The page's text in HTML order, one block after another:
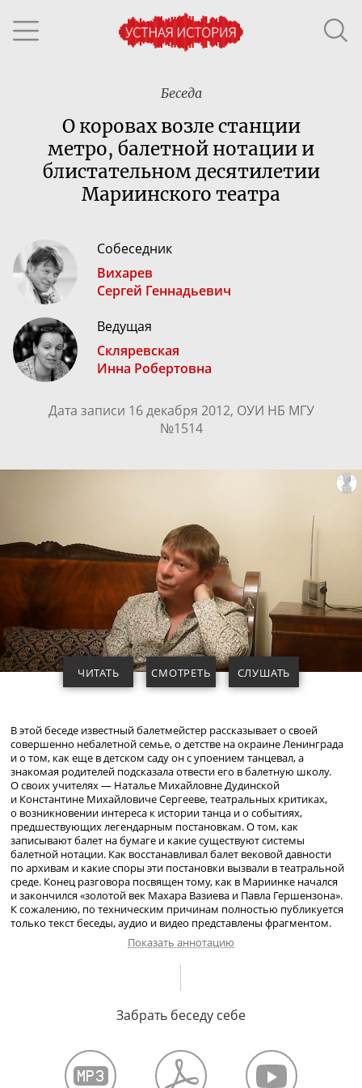
Беседа
О коровах возле станции
метро, балетной нотации и
блистательном десятилетии
Мариинского театра
Собеседник
Вихарев
Сергей Геннадьевич
Ведущая
Скляревская
Инна Робертовна
Дата записи 16 декабря 2012, ОУИ НБ МГУ
№1514
ЧИТАТЬ СМОТРЕТЬ СЛУШАТЬ
В этой беседе известный балетмейстер рассказывает о своей
совершенно небалетной семье, о детстве на окраине Ленинграда
и о том, как еще в детском саду он с упоением танцевал, а
знакомая родителей подсказала отвести его в балетную школу.
О своих учителях — Наталье Михайловне Дудинской
и Константине Михайловиче Сергееве, театральных критиках,
о возникновении интереса к истории танца и о событиях,
предшествующих легендарным постановкам. О том, как
записывают балет на бумаге и какие существуют системы
балетной нотации. Как восстанавливал балет вековой давности
по архивам и какие споры эти постановки вызвали в театральной
среде. Конец разговора посвящен тому, как в Мариинке начался
и закончился «золотой век Махара Вазиева и Павла Гершензона».
К сожалению, по техническим причинам полностью публикуется
только текст беседы, аудио и видео представлены фрагментом.
О поступлении в балетную школу и первом педагоге, А.П.
Бажаевой. Первый выход на сцену. Об оценках и преподавателях
Хореографическая работа. Отношение к новым версиям старых
балетов. Поездка в Гарвард, проработка театрального архива. Три
системы балетной нотации. Расшифровка записи и реконструкция
Показать аннотацию
Забрать беседу себе